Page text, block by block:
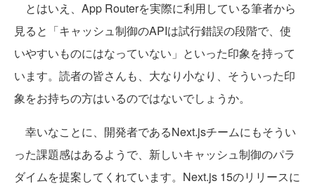
とはいえ、App Routerを実際に利用している筆者から
見ると「キャッシュ制御のAPIは試行錯誤の段階で、使
いやすいものにはなっていない」といった印象を持って
います。読者の皆さんも、大なり小なり、そういった印
象をお持ちの方はいるのではないでしょうか。
幸いなことに、開発者であるNext.jsチームにもそうい
った課題感はあるようで、新しいキャッシュ制御のパラ
ダイムを提案してくれています。Next.js 15のリリースに